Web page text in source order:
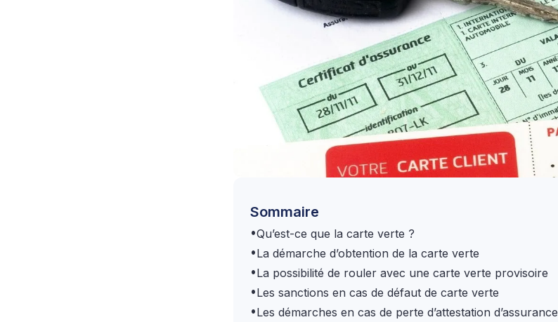
Sommaire
•Qu’est-ce que la carte verte ?
•La démarche d’obtention de la carte verte
•La possibilité de rouler avec une carte verte provisoire
•Les sanctions en cas de défaut de carte verte
•Les démarches en cas de perte d’attestation d’assurance